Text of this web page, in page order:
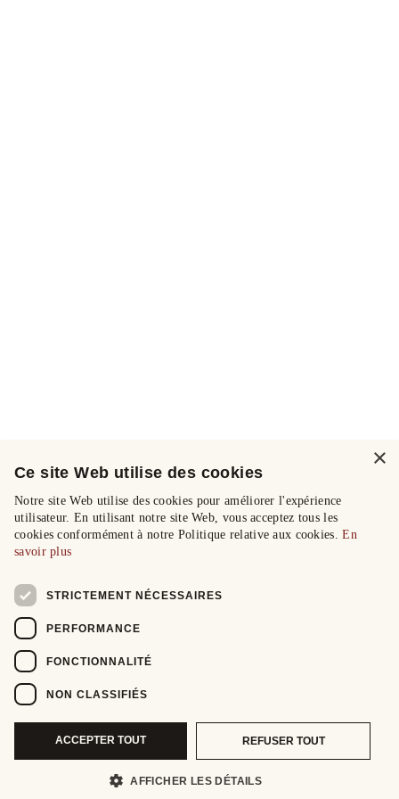
×
Ce site Web utilise des cookies
Notre site Web utilise des cookies pour améliorer l'expérience
utilisateur. En utilisant notre site Web, vous acceptez tous les
cookies conformément à notre Politique relative aux cookies.En
savoir plus
STRICTEMENT NÉCESSAIRES
PERFORMANCE
FONCTIONNALITÉ
NON CLASSIFIÉS
ACCEPTER TOUT REFUSER TOUT
AFFICHER LES DÉTAILS